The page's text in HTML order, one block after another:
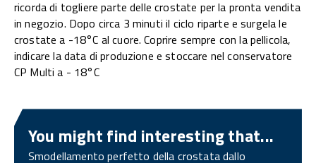
ricorda di togliere parte delle crostate per la pronta vendita
in negozio. Dopo circa 3 minuti il ciclo riparte e surgela le
crostate a -18°C al cuore. Coprire sempre con la pellicola,
indicare la data di produzione e stoccare nel conservatore
CP Multi a - 18°C
You might find interesting that...
Smodellamento perfetto della crostata dallo